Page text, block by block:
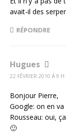
avait-il des
RÉPONDRE
Hugues
22 FÉVRIER 2010 Á 9
Bonjour Pierre,
Google: on en
Rousseau: oui,
🙂